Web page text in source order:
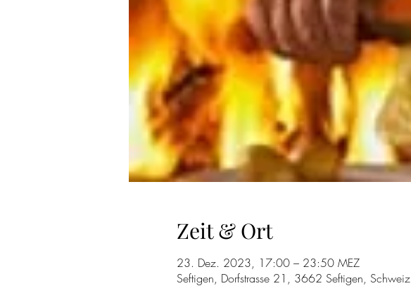
Zeit & Ort
23. Dez. 2023, 17:00 – 23:50 MEZ
Seftigen, Dorfstrasse 21, 3662 Seftigen, Schweiz